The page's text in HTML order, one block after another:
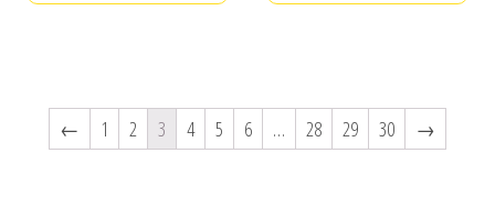
← 1 2 3 4 5 6 … 28 29 30 →